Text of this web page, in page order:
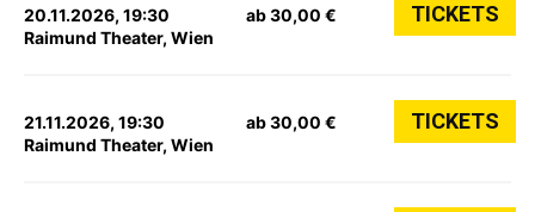
20.11.2026, 19:30
Raimund Theater, Wien
ab 30,00 € TICKETS
21.11.2026, 19:30
Raimund Theater, Wien
ab 30,00 € TICKETS